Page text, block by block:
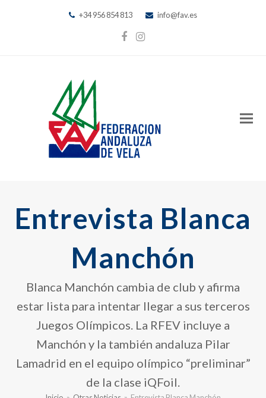
+34 956 854 813 info@fav.es
Facebook
Instagram
Entrevista Blanca
Manchón
Blanca Manchón cambia de club y afirma
estar lista para intentar llegar a sus terceros
Juegos Olímpicos. La RFEV incluye a
Manchón y la también andaluza Pilar
Lamadrid en el equipo olímpico “preliminar”
de la clase iQFoil.